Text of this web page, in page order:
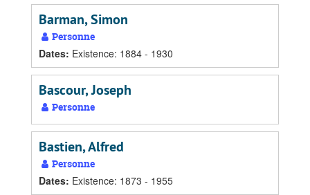
Barman, Simon
Personne
Dates: Existence: 1884 - 1930
Bascour, Joseph
Personne
Bastien, Alfred
Personne
Dates: Existence: 1873 - 1955